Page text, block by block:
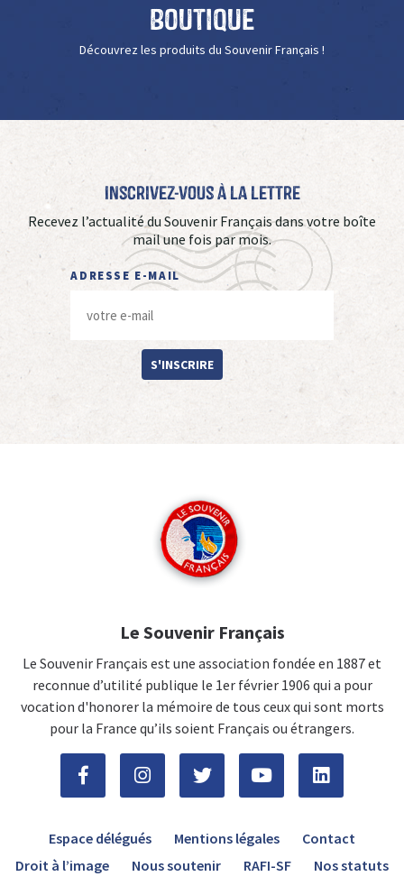
Boutique
Découvrez les produits du Souvenir Français !
Inscrivez-vous à La Lettre
Recevez l’actualité du Souvenir Français dans votre boîte
mail une fois par mois.
ADRESSE E-MAIL
S'INSCRIRE
Le Souvenir Français
Le Souvenir Français est une association fondée en 1887 et
reconnue d’utilité publique le 1er février 1906 qui a pour
vocation d'honorer la mémoire de tous ceux qui sont morts
pour la France qu’ils soient Français ou étrangers.
Espace délégués Mentions légales
Contact
Droit à l’image
Nous soutenir RAFI-SF Nos statuts